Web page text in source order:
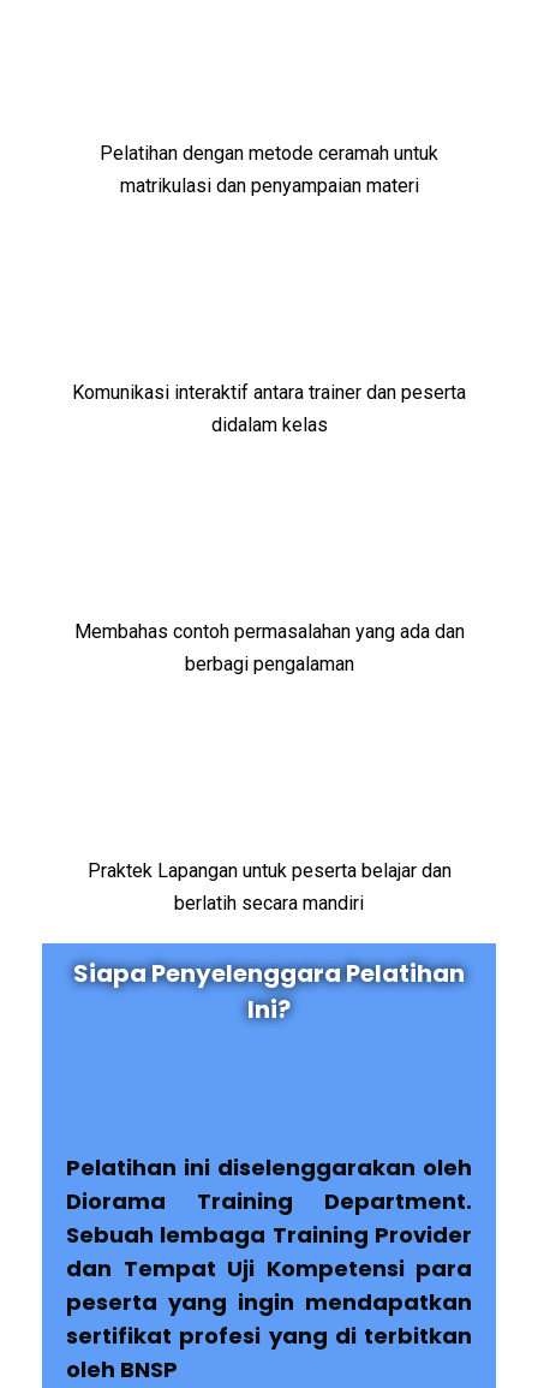
Pelatihan dengan metode ceramah untuk
matrikulasi dan penyampaian materi
Komunikasi interaktif antara trainer dan peserta
didalam kelas
Membahas contoh permasalahan yang ada dan
berbagi pengalaman
Praktek Lapangan untuk peserta belajar dan
berlatih secara mandiri
Siapa Penyelenggara Pelatihan
Ini?
Pelatihan ini diselenggarakan oleh
Diorama Training Department.
Sebuah lembaga Training Provider
dan Tempat Uji Kompetensi para
peserta yang ingin mendapatkan
sertifikat profesi yang di terbitkan
oleh BNSP